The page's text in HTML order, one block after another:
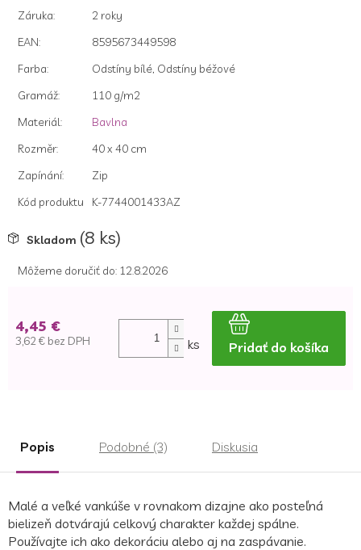
hviezdičiek.
Záruka:
2 roky
EAN:
8595673449598
Farba:
Odstíny bílé, Odstíny béžové
Gramáž:
110 g/m2
Materiál:
Bavlna
Rozměr:
40 x 40 cm
Zapínání:
Zip
Kód produktu
K-7744001433AZ
Skladom (8 ks)
Môžeme doručiť do: 12.8.2026
4,45 €
3,62 € bez DPH ks Pridať do košíka
Popis Podobné (3) Diskusia
Malé a veľké vankúše v rovnakom dizajne ako posteľná
bielizeň dotvárajú celkový charakter každej spálne.
Používajte ich ako dekoráciu alebo aj na zaspávanie.